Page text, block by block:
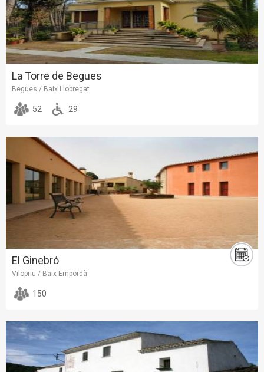
La Torre de Begues
Begues / Baix Llobregat
52 29
El Ginebró
Vilopriu / Baix Empordà
150